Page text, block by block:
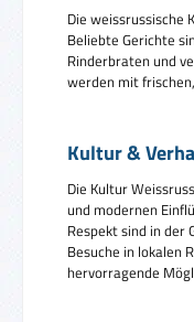
Die weissrussische
Beliebte Gerichte
Rinderbraten und
werden mit
Kultur &
Die Kultur
und modernen
Respekt sind in der
Besuche in lokalen
hervorragende